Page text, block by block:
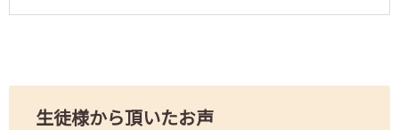
生徒様から頂いたお声